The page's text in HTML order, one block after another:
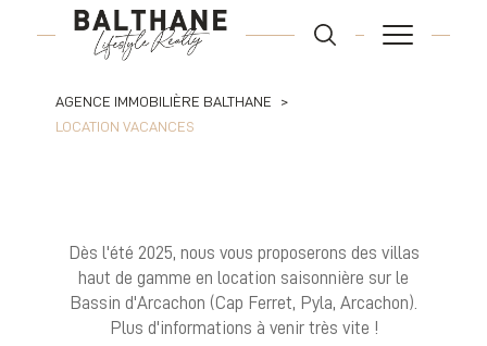
AGENCE IMMOBILIÈRE BALTHANE
LOCATION VACANCES
Dès l'été 2025, nous vous proposerons des villas
haut de gamme en location saisonnière sur le
Bassin d'Arcachon (Cap Ferret, Pyla, Arcachon).
Plus d'informations à venir très vite !